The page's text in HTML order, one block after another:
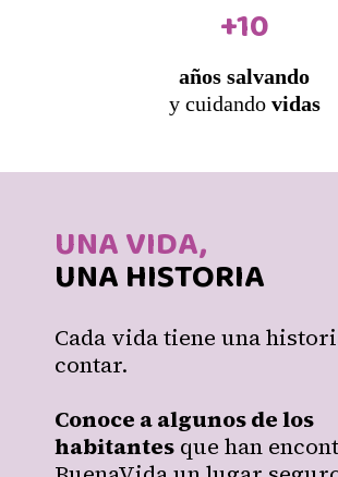
+10
años salvando
y cuidando vidas
UNA VIDA,
UNA HISTORIA
Cada vida tiene una
contar.
Conoce a algunos de los
habitantes que han